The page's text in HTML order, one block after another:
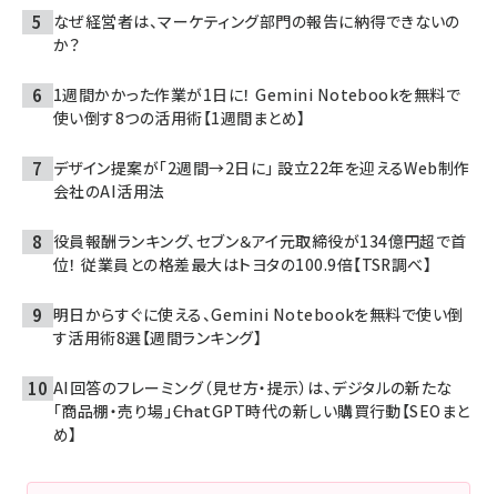
なぜ経営者は、マーケティング部門の報告に納得できないの
か？
1週間かかった作業が1日に！ Gemini Notebookを無料で
使い倒す8つの活用術【1週間まとめ】
デザイン提案が「2週間→2日に」 設立22年を迎えるWeb制作
会社のAI活用法
役員報酬ランキング、セブン＆アイ元取締役が134億円超で首
位！ 従業員との格差最大はトヨタの100.9倍【TSR調べ】
明日からすぐに使える、Gemini Notebookを無料で使い倒
す活用術8選【週間ランキング】
AI回答のフレーミング（見せ方・提示）は、デジタルの新たな
「商品棚・売り場」――ChatGPT時代の新しい購買行動【SEOまと
め】